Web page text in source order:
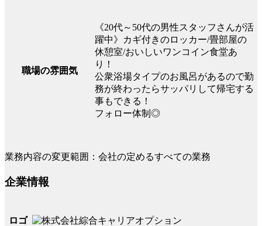
職場の雰囲気
《20代～50代の男性スタッフさんが活
躍中》カギ付きのロッカー/畳部屋の
休憩室/おいしいワンコイン食堂あ
り！
公衆浴場タイプのお風呂があるので勤
務が終わったらサッパリして帰宅する
事もできる！
フォロー体制◎
業務内容の変更範囲：会社の定めるすべての業務
企業情報
ロゴ